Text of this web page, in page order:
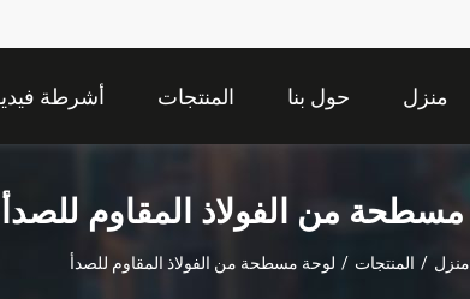
منزل حول بنا المنتجات أشرطة
من الفولاذ المقاوم للصدأ
منزل / المنتجات / لوحة مسطحة من الفولاذ المقاوم للصدأ